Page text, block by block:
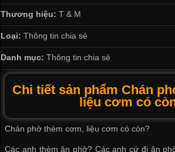
Thương hiệu: T & M
Loại: Thông tin chia sẻ
Danh mục: Thông tin chia sẻ
Chi tiết sản phẩm Chán
liệu cơm có
Chán phở thèm cơm, liệu cơm có còn?
Các anh thèm ăn phở? Các anh cứ đi ăn